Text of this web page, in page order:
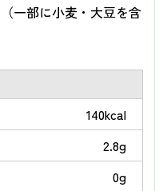
一部に小麦・大豆を含
140kcal
2.8g
0g